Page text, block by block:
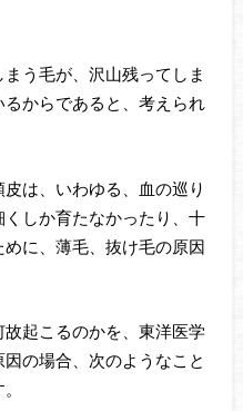
う毛が、沢山残ってしま
からであると、考えられ
は、いわゆる、血の巡り
しか育たなかったり、十
に、薄毛、抜け毛の原因
起こるのかを、東洋医学
の場合、次のようなこと